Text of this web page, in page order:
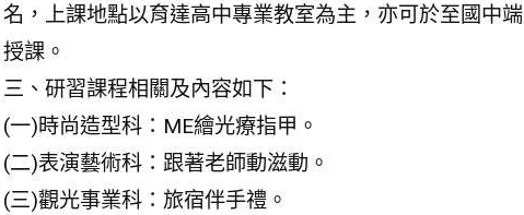
名，上課地點以育達高中專業教室為主，亦可於至國中端
授課。
三、研習課程相關及內容如下：
(一)時尚造型科：ME繪光療指甲。
(二)表演藝術科：跟著老師動滋動。
(三)觀光事業科：旅宿伴手禮。